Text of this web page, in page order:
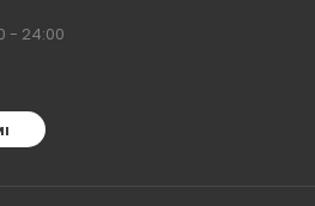
- 24:00